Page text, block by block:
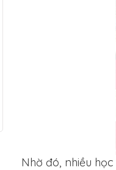
Nhờ đó, nhiều